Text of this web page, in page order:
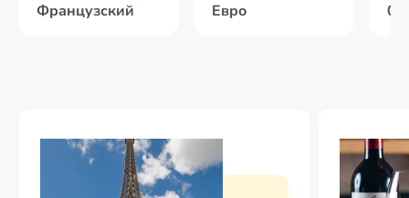
Французский Евро